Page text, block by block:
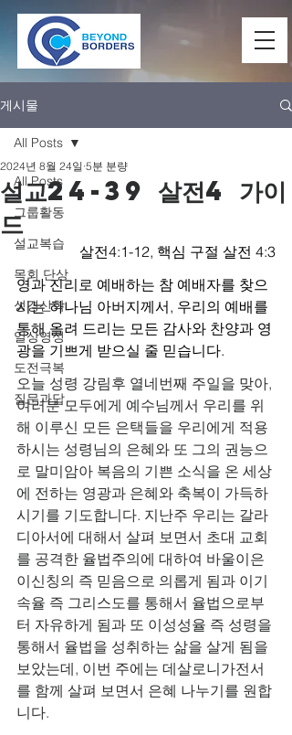
게시물
All Posts
그룹활동
설교복습
목회 단상
성경신학
일상영성
도전극복
질문과답
All Posts
설교24-39 살전4 가이
드
2024년 8월 24일 5분 분량
살전4:1-12, 핵심 구절 살전 4:3
영과 진리로 예배하는 참 예배자를 찾으
시는 하나님 아버지께서, 우리의 예배를
통해 올려 드리는 모든 감사와 찬양과 영
광을 기쁘게 받으실 줄 믿습니다.
오늘 성령 강림후 열네번째 주일을 맞아,
여러분 모두에게 예수님께서 우리를 위
해 이루신 모든 은택들을 우리에게 적용
하시는 성령님의 은혜와 또 그의 권능으
로 말미암아 복음의 기쁜 소식을 온 세상
에 전하는 영광과 은혜와 축복이 가득하
시기를 기도합니다. 지난주 우리는 갈라
디아서에 대해서 살펴 보면서 초대 교회
를 공격한 율법주의에 대하여 바울이은
이신칭의 즉 믿음으로 의롭게 됨과 이기
속율 즉 그리스도를 통해서 율법으로부
터 자유하게 됨과 또 이성성율 즉 성령을
통해서 율법을 성취하는 삶을 살게 됨을
보았는데, 이번 주에는 데살로니가전서
를 함께 살펴 보면서 은혜 나누기를 원합
니다.